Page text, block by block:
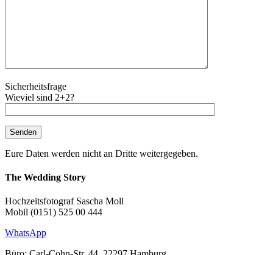
Sicherheitsfrage
Wieviel sind 2+2?
Eure Daten werden nicht an Dritte weitergegeben.
The Wedding Story
Hochzeitsfotograf Sascha Moll
Mobil (0151) 525 00 444
WhatsApp